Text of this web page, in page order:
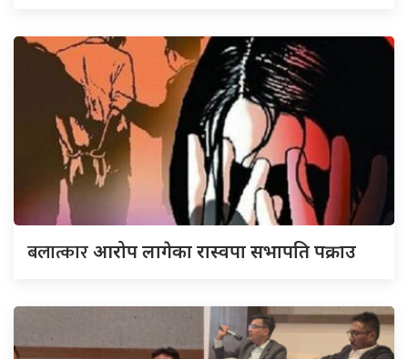
बलात्कारआरोप लागेका रास्वपा सभापति पक्राउ